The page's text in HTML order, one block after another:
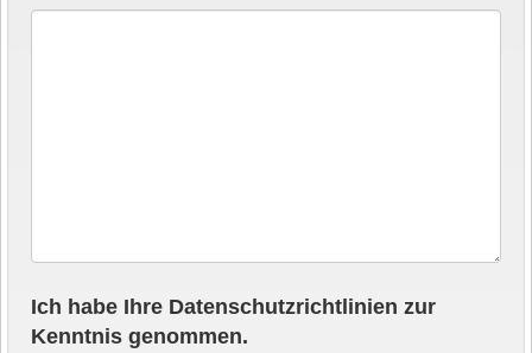
Ich habe Ihre Datenschutzrichtlinien zur
Kenntnis genommen.